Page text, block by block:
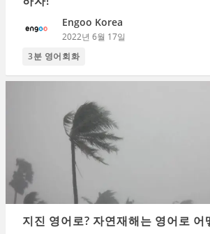
Engoo Korea
2022년 6월 17일
3분 영어회화
지진 영어로? 자연재해는 영어로 어